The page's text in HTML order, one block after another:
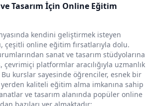
Tasarım İçin Online Eğitim
kendini geliştirmek isteyen
çeşitli online eğitim fırsatlarıyla dolu.
sanat ve tasarım stüdyolarına
platformlar aracılığıyla uzmanlık
kurslar sayesinde öğrenciler, esnek bir
kaliteli eğitim alma imkanına sahip
ve tasarım alanında popüler online